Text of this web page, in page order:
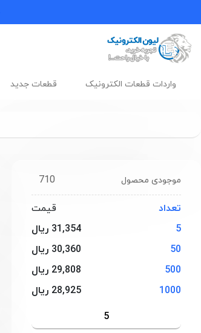
واردات قطعات الکترونیک قطعات جدید
710 موجودی محصول
تعداد
قیمت
5
31,354 ریال
50
30,360 ریال
500
29,808 ریال
1000
28,925 ریال